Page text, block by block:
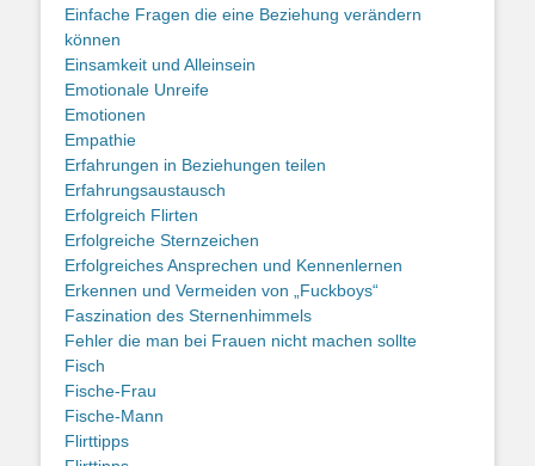
Einfache Fragen die eine Beziehung verändern
können
Einsamkeit und Alleinsein
Emotionale Unreife
Emotionen
Empathie
Erfahrungen in Beziehungen teilen
Erfahrungsaustausch
Erfolgreich Flirten
Erfolgreiche Sternzeichen
Erfolgreiches Ansprechen und Kennenlernen
Erkennen und Vermeiden von „Fuckboys“
Faszination des Sternenhimmels
Fehler die man bei Frauen nicht machen sollte
Fisch
Fische-Frau
Fische-Mann
Flirttipps